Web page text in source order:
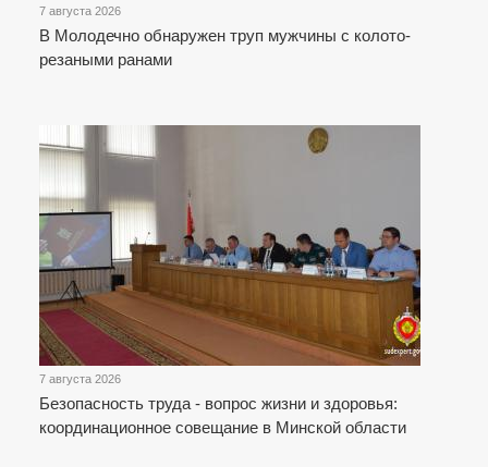
7 августа 2026
В Молодечно обнаружен труп мужчины с колото-
резаными ранами
7 августа 2026
Безопасность труда - вопрос жизни и здоровья:
координационное совещание в Минской области